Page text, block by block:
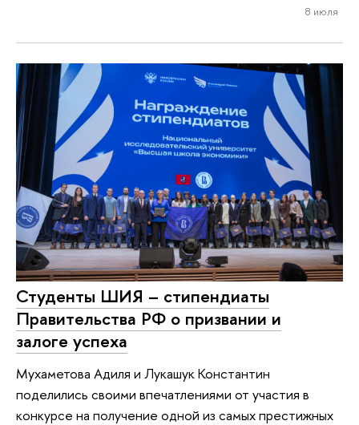
8 июля
Студенты ШИЯ – стипендиаты
Правительства РФ о призвании и
залоге успеха
Мухаметова Адиля и Лукашук Константин
поделились своими впечатлениями от участия в
конкурсе на получение одной из самых престижных